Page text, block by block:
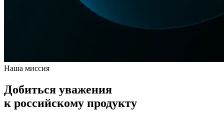
Наша миссия
Добиться уважения
к российскому продукту